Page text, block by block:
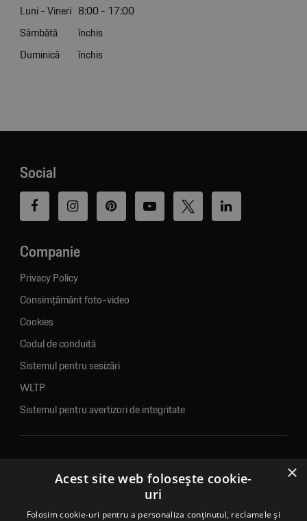
Luni - Vineri 8:00 - 17:00
Sâmbătă
închis
Duminică
închis
Social
Companie
Privacy Policy
Consimțământ foto-video
Cookies
Codul de conduită
Sistemul pentru sesizări
WLTP
Sistemul pentru avertizori de integritate
© 2026. Porsche Inter Auto Romania. Toate drepturile rezervate.
Porsche Inter Auto Romania SRL
RO22188461 J2007002067233
×
Acest site web folosește cookie-
uri
Folosim cookie-uri pentru a personaliza conținutul, reclamele și